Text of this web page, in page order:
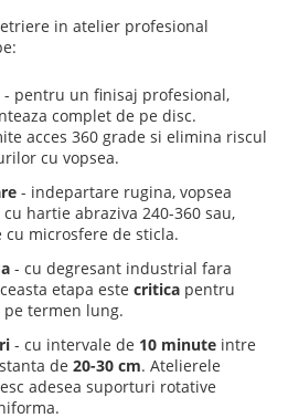
in atelier profesional
- pentru un finisaj profesional,
complet de pe disc.
acces 360 grade si elimina riscul
cu vopsea.
- indepartare rugina, vopsea
hartie abraziva 240-360 sau,
microsfere de sticla.
- cu degresant industrial fara
etapa este critica pentru
termen lung.
- cu intervale de 10 minute intre
de 20-30 cm. Atelierele
adesea suporturi rotative